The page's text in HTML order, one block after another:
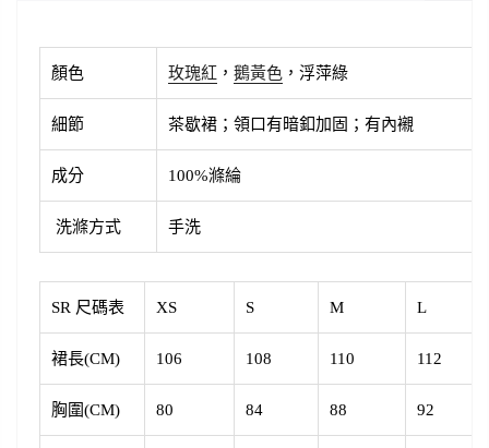
顏色 玫瑰紅 ， 鵝黃色 ， 浮萍綠
細節 茶歇裙；領口有暗釦加固；有內襯
成分 100%滌綸
洗滌方式 手洗
SR 尺碼表 XS S M L
裙長(CM) 106 108 110 112
胸圍(CM) 80 84 88 92